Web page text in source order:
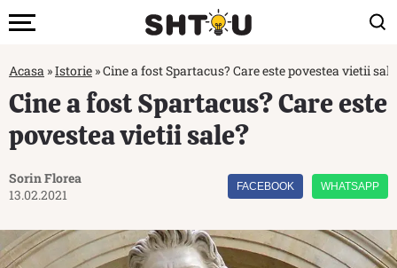
Acasa »Istorie »Cine a fost Spartacus? Care este povestea vietii
Cine a fost Spartacus? Care este
povestea vietii sale?
Sorin Florea
13.02.2021
FACEBOOK WHATSAPP